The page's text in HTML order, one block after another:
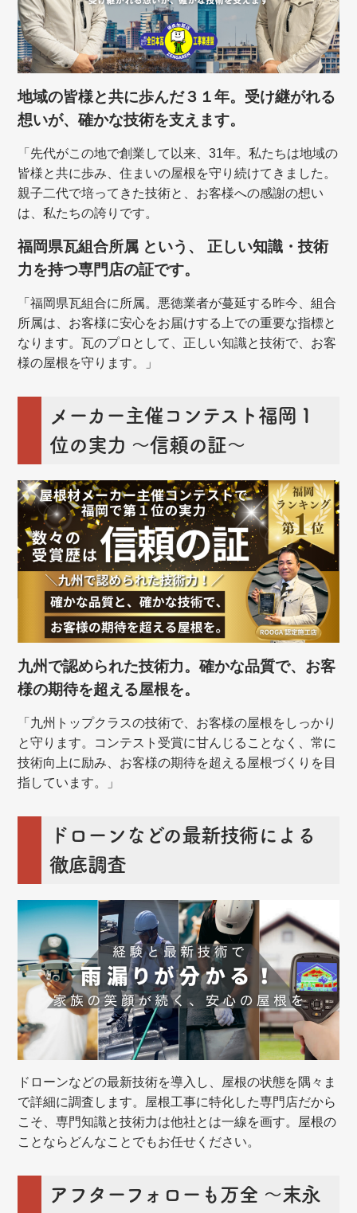
地域の皆様と共に歩んだ３１年。受け継がれる
想いが、確かな技術を支えます。
「先代がこの地で創業して以来、31年。私たちは地域の
皆様と共に歩み、住まいの屋根を守り続けてきました。
親子二代で培ってきた技術と、お客様への感謝の想い
は、私たちの誇りです。
福岡県瓦組合所属 という、 正しい知識・技術
力を持つ専門店の証です。
「福岡県瓦組合に所属。悪徳業者が蔓延する昨今、組合
所属は、お客様に安心をお届けする上での重要な指標と
なります。瓦のプロとして、正しい知識と技術で、お客
様の屋根を守ります。」
メーカー主催コンテスト福岡１
位の実力 ～信頼の証～
九州で認められた技術力。確かな品質で、お客
様の期待を超える屋根を。
「九州トップクラスの技術で、お客様の屋根をしっかり
と守ります。コンテスト受賞に甘んじることなく、常に
技術向上に励み、お客様の期待を超える屋根づくりを目
指しています。」
ドローンなどの最新技術による
徹底調査
ドローンなどの最新技術を導入し、屋根の状態を隅々ま
で詳細に調査します。屋根工事に特化した専門店だから
こそ、専門知識と技術力は他社とは一線を画す。屋根の
ことならどんなことでもお任せください。
アフターフォローも万全 ～末永